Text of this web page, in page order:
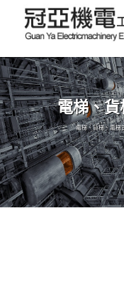
電梯、
電梯、貨梯、電梯